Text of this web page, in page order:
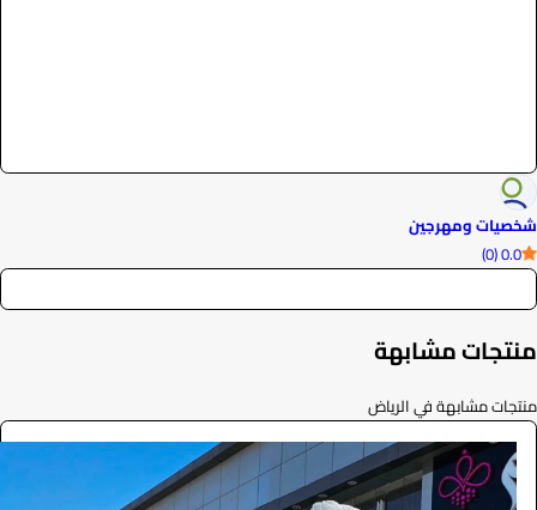
شخصيات ومهرجين
0.0 (0)
منتجات مشابهة
منتجات مشابهة في الرياض
دب مهرج